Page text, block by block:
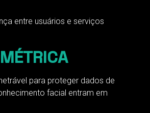
entre usuários e serviços
para proteger dados de
facial entram em